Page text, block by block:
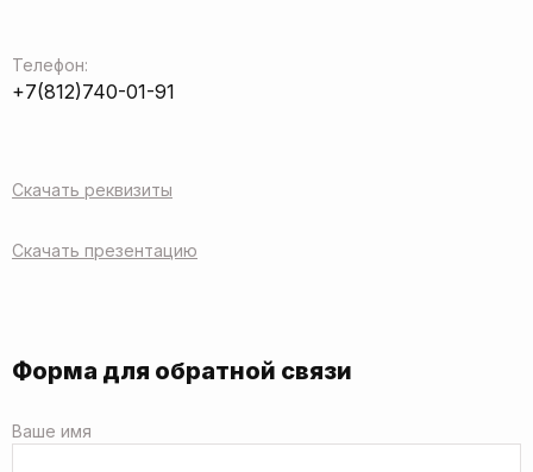
Телефон:
+7(812)740-01-91
Скачать реквизиты
Скачать презентацию
Форма для обратной связи
Ваше имя